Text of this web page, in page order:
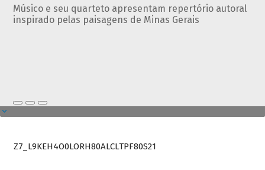
Músico e seu quarteto apresentam repertório autoral
inspirado pelas paisagens de Minas Gerais
Z7_L9KEH4O0LORH80ALCLTPF80S21